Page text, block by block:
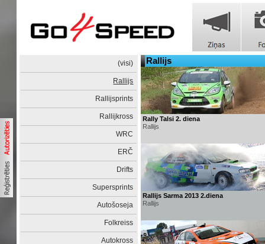
(visi)
Rallijs
Rallijsprints
Rallijkross
WRC
ERČ
Drifts
Supersprints
Autošoseja
Folkreiss
Autokross
Rallijs
Rally Talsi 2. diena
Rallijs
Rallijs Sarma 2013 2.diena
Rallijs